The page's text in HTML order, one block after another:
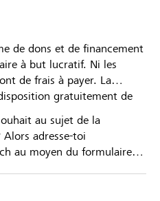
de dons et de financement
à but lucratif. Ni les
de frais à payer. La
gratuitement de
au sujet de la
adresse-toi
au moyen du formulaire